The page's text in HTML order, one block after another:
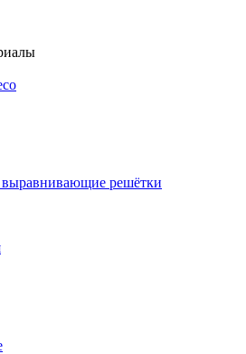
выравнивающие решётки